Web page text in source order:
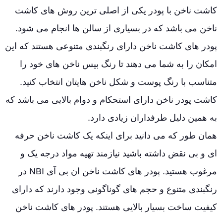
کاشت ناخن با پودر یکی از اصلی ترین روش های کاشت
ناخن می باشد که در بسیاری از سالن ها انجام می شود.
پودر های کاشت ناخن دارای رنگبندی متنوعی هستند که این
امکان را به شما می دهند تا رنگ بیس ناخن های خود را
متناسب با رنگ پوست و شکل ناخن هایتان انتخاب کنید.
کاشت پودر ناخن دارای استحکام و دوام بالایی می باشد که
به همین دلیل طرفداران زیادی دارد.
همان طور که می دانید برای اینکه یک کاشت ناخن حرفه
ای و بی نقض داشته باشید نیازمند تهیه مواد درجه یک و
مرغوب هستید. پودر های کاشت ناخن ان بی آی NBI در
رنگبندی متنوع و حجم های گوناگونی وجود دارند که دارای
کیفیت ساخت بسیار بالایی هستند. پودر های کاشت ناخن